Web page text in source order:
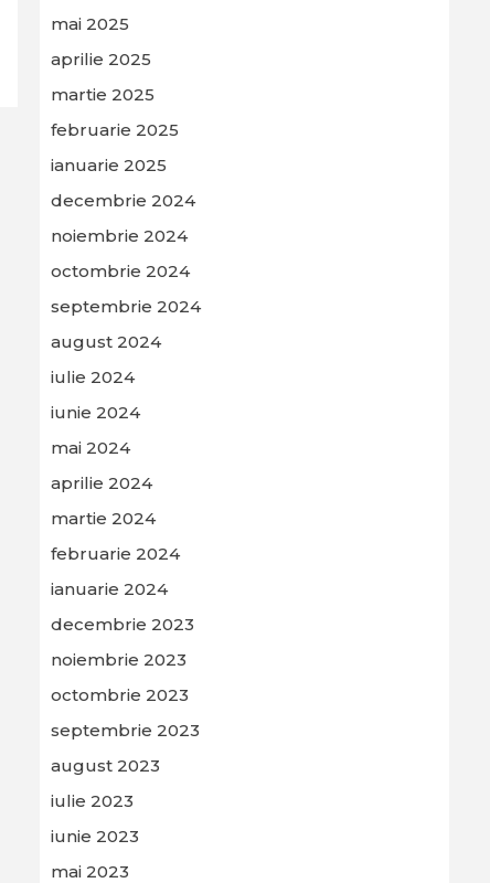
mai 2025
aprilie 2025
martie 2025
februarie 2025
ianuarie 2025
decembrie 2024
noiembrie 2024
octombrie 2024
septembrie 2024
august 2024
iulie 2024
iunie 2024
mai 2024
aprilie 2024
martie 2024
februarie 2024
ianuarie 2024
decembrie 2023
noiembrie 2023
octombrie 2023
septembrie 2023
august 2023
iulie 2023
iunie 2023
mai 2023